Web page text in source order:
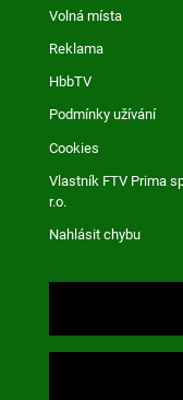
Volná místa
Reklama
HbbTV
Podmínky užívání
Cookies
Vlastník FTV Prima
r.o.
Nahlásit chybu